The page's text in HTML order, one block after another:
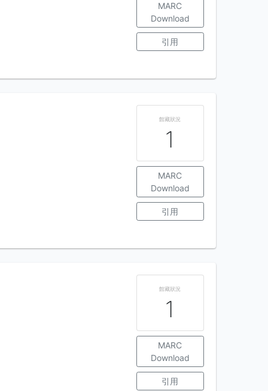
MARC
Download
引用
館藏狀況
1
MARC
Download
引用
館藏狀況
1
MARC
Download
引用